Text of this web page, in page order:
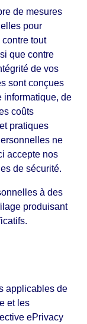
de mesures
pour
tout
que contre
de vos
sont conçues
informatique, de
coûts
pratiques
ne
accepte nos
de sécurité.
à des
produisant
applicables de
et les
ePrivacy